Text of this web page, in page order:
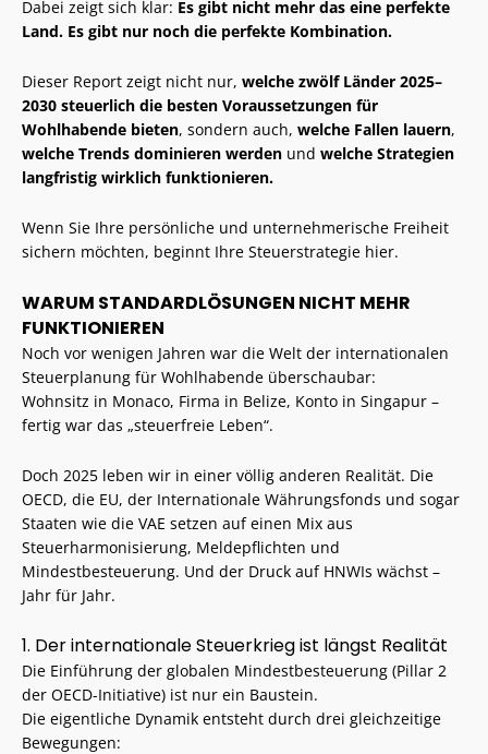
Dabei zeigt sich klar: Es gibt nicht mehr das eine perfekte
Land. Es gibt nur noch die perfekte Kombination.
Dieser Report zeigt nicht nur, welche zwölf Länder 2025–
2030 steuerlich die besten Voraussetzungen für
Wohlhabende bieten, sondern auch, welche Fallen lauern,
welche Trends dominieren werden und welche Strategien
langfristig wirklich funktionieren.
Wenn Sie Ihre persönliche und unternehmerische Freiheit
sichern möchten, beginnt Ihre Steuerstrategie hier.
WARUM STANDARDLÖSUNGEN NICHT MEHR
FUNKTIONIEREN
Noch vor wenigen Jahren war die Welt der internationalen
Steuerplanung für Wohlhabende überschaubar:
Wohnsitz in Monaco, Firma in Belize, Konto in Singapur –
fertig war das „steuerfreie Leben“.
Doch 2025 leben wir in einer völlig anderen Realität. Die
OECD, die EU, der Internationale Währungsfonds und sogar
Staaten wie die VAE setzen auf einen Mix aus
Steuerharmonisierung, Meldepflichten und
Mindestbesteuerung. Und der Druck auf HNWIs wächst –
Jahr für Jahr.
1. Der internationale Steuerkrieg ist längst Realität
Die Einführung der globalen Mindestbesteuerung (Pillar 2
der OECD-Initiative) ist nur ein Baustein.
Die eigentliche Dynamik entsteht durch drei gleichzeitige
Bewegungen: